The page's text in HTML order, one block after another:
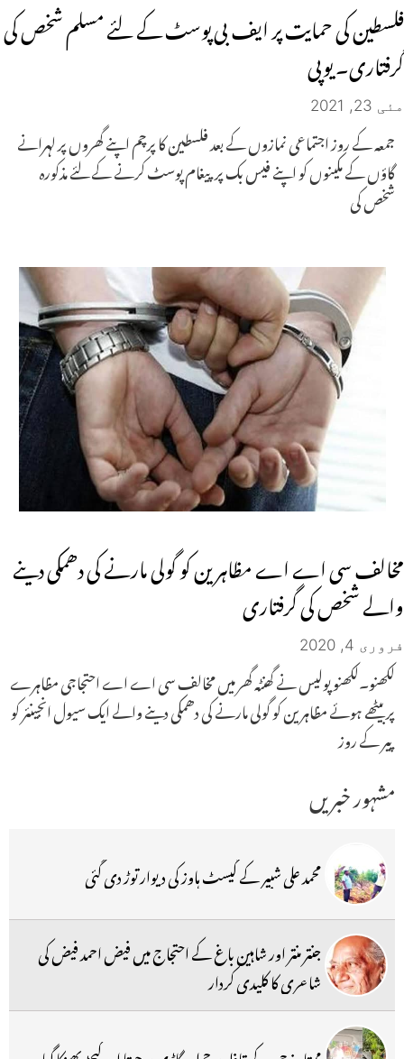
فلسطین کی حمایت پر ایف بی پوسٹ کے لئے مسلم شخص کی
گرفتاری۔ یوپی
مئی 23, 2021
جمعہ کے روز اجتماعی نمازوں کے بعد فلسطین کا پرچم اپنے گھروں پر لہرانے
گاؤں کے مکینوں کو اپنے فیس بک پر پیغام پوسٹ کرنے کے لئے مذکورہ
شخص کی
مخالف سی اے اے مظاہرین کو گولی مارنے کی دھمکی دینے
والے شخص کی گرفتاری
فروری 4, 2020
لکھنو۔لکھنو پولیس نے گھنٹہ گھر میں مخالف سی اے اے احتجاجی مظاہرے
پر بیٹھے ہوئے مظاہرین کو گولی مارنے کی دھمکی دینے والے ایک سیول انجینئر کو
پیر کے روز
مشہور خبریں
محمد علی شبیر کے گیسٹ ہاوز کی دیوار توڑ دی گئی
جنتر منتر اور شاہین باغ کے احتجاج میں فیض احمد فیض کی
شاعری کا کلیدی کردار